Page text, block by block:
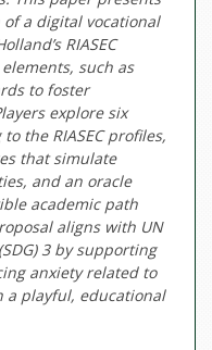
a digital vocational
RIASEC
such as
to foster
explore six
the RIASEC profiles,
that simulate
and an oracle
academic path
aligns with UN
3 by supporting
anxiety related to
a playful, educational